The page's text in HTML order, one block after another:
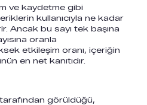
ve kaydetme gibi
kullanıcıyla ne kadar
Ancak bu sayı tek başına
oranla
etkileşim oranı, içeriğin
en net kanıtıdır.
görüldüğü,